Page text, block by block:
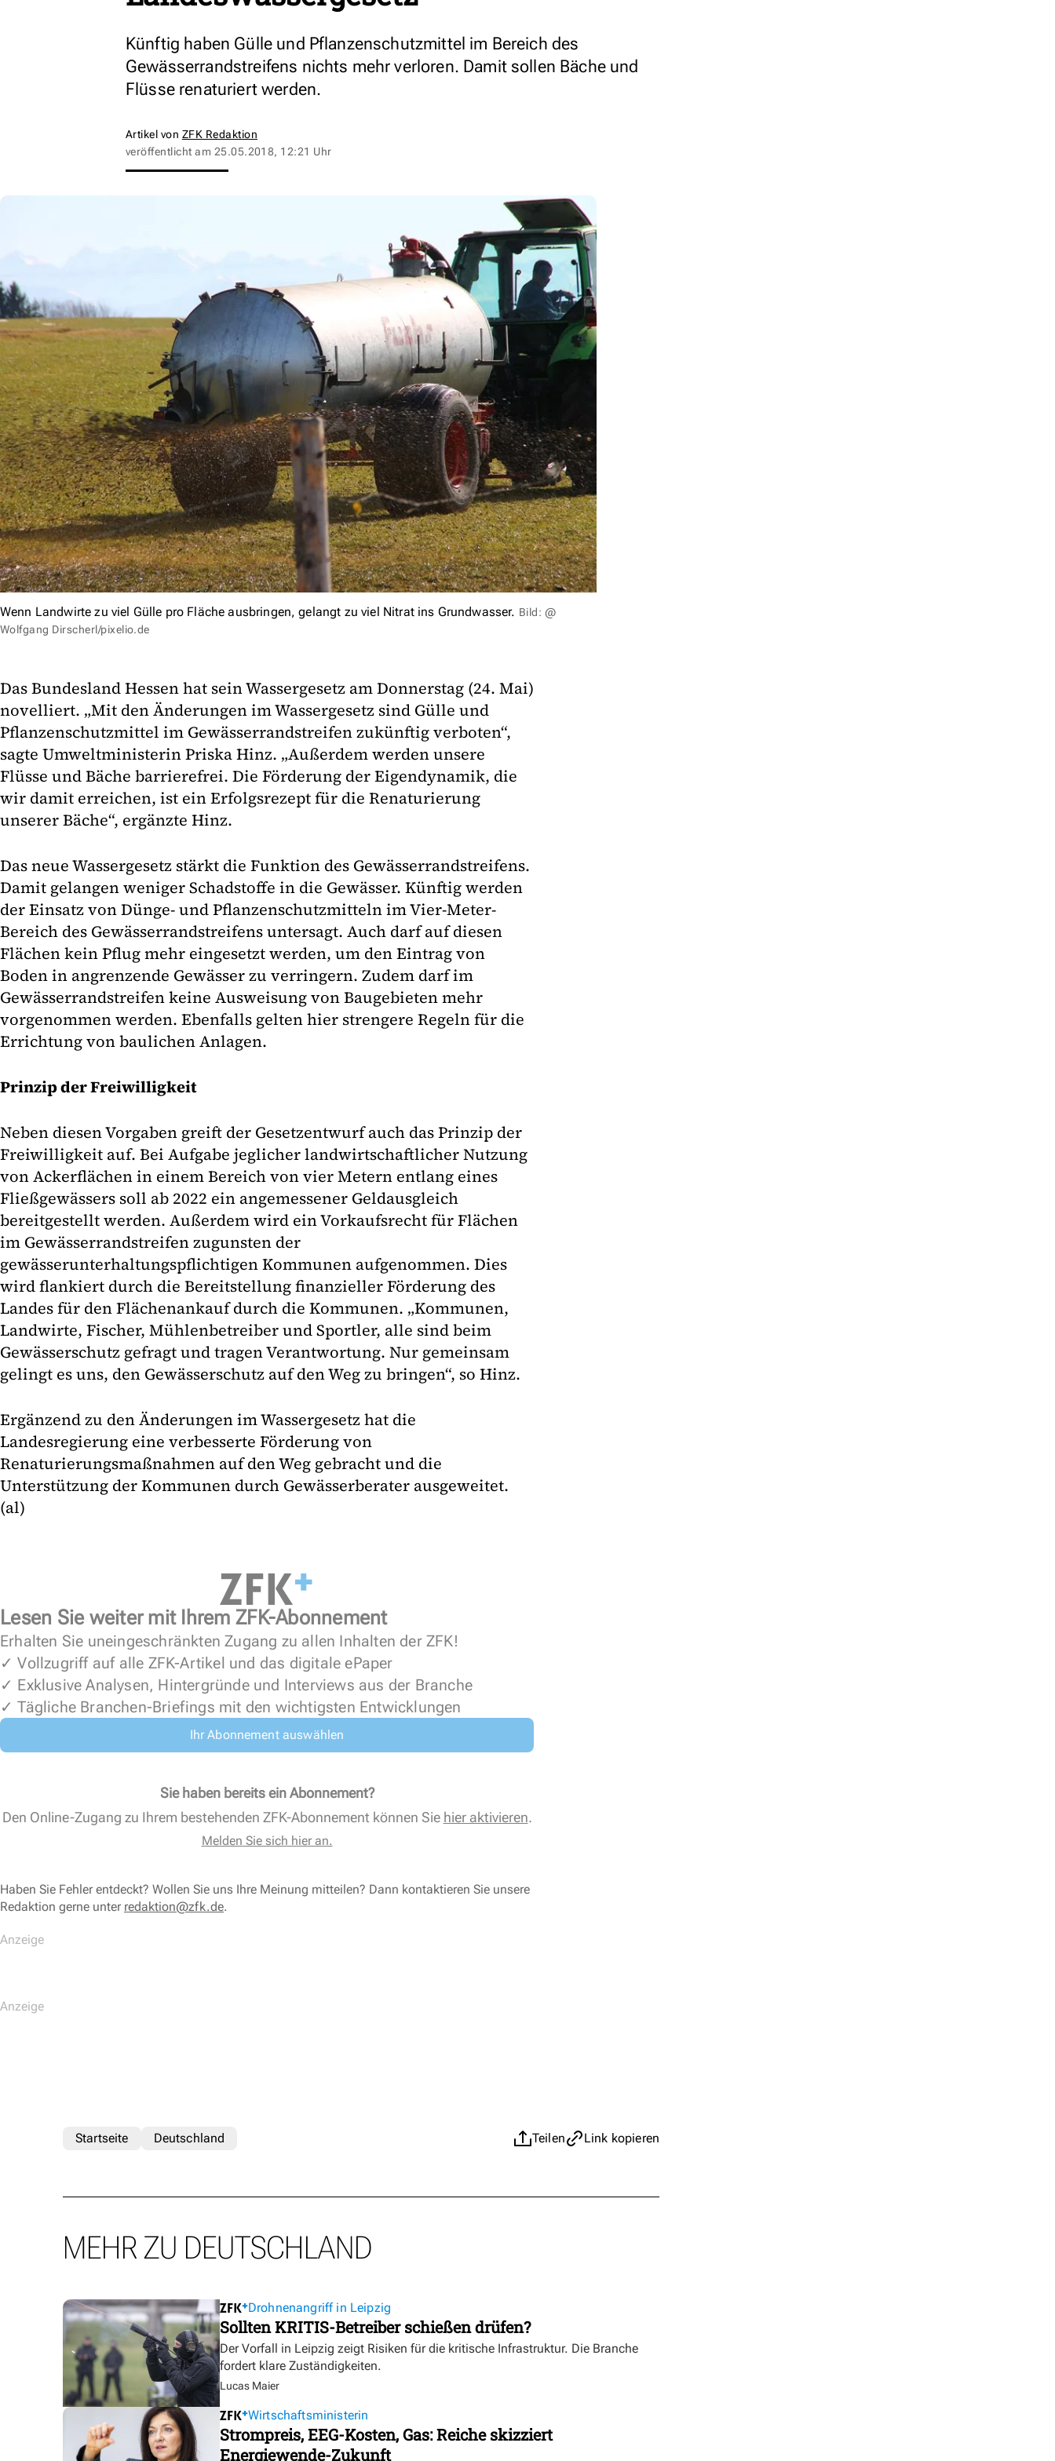
Künftig haben Gülle und Pflanzenschutzmittel im Bereich des
Gewässerrandstreifens nichts mehr verloren. Damit sollen Bäche und
Flüsse renaturiert werden.
Artikel von ZFK Redaktion
veröffentlicht am 25.05.2018, 12:21 Uhr
Wenn Landwirte zu viel Gülle pro Fläche ausbringen, gelangt zu viel Nitrat ins Grundwasser. Bild: @
Wolfgang Dirscherl/pixelio.de
Das Bundesland Hessen hat sein Wassergesetz am Donnerstag (24. Mai)
novelliert. „Mit den Änderungen im Wassergesetz sind Gülle und
Pflanzenschutzmittel im Gewässerrandstreifen zukünftig verboten“,
sagte Umweltministerin Priska Hinz. „Außerdem werden unsere
Flüsse und Bäche barrierefrei. Die Förderung der Eigendynamik, die
wir damit erreichen, ist ein Erfolgsrezept für die Renaturierung
unserer Bäche“, ergänzte Hinz.
Das neue Wassergesetz stärkt die Funktion des Gewässerrandstreifens.
Damit gelangen weniger Schadstoffe in die Gewässer. Künftig werden
der Einsatz von Dünge- und Pflanzenschutzmitteln im Vier-Meter-
Bereich des Gewässerrandstreifens untersagt. Auch darf auf diesen
Flächen kein Pflug mehr eingesetzt werden, um den Eintrag von
Boden in angrenzende Gewässer zu verringern. Zudem darf im
Gewässerrandstreifen keine Ausweisung von Baugebieten mehr
vorgenommen werden. Ebenfalls gelten hier strengere Regeln für die
Errichtung von baulichen Anlagen.
Prinzip der Freiwilligkeit
Neben diesen Vorgaben greift der Gesetzentwurf auch das Prinzip der
Freiwilligkeit auf. Bei Aufgabe jeglicher landwirtschaftlicher Nutzung
von Ackerflächen in einem Bereich von vier Metern entlang eines
Fließgewässers soll ab 2022 ein angemessener Geldausgleich
bereitgestellt werden. Außerdem wird ein Vorkaufsrecht für Flächen
im Gewässerrandstreifen zugunsten der
gewässerunterhaltungspflichtigen Kommunen aufgenommen. Dies
wird flankiert durch die Bereitstellung finanzieller Förderung des
Landes für den Flächenankauf durch die Kommunen. „Kommunen,
Landwirte, Fischer, Mühlenbetreiber und Sportler, alle sind beim
Gewässerschutz gefragt und tragen Verantwortung. Nur gemeinsam
gelingt es uns, den Gewässerschutz auf den Weg zu bringen“, so Hinz.
Ergänzend zu den Änderungen im Wassergesetz hat die
Landesregierung eine verbesserte Förderung von
Renaturierungsmaßnahmen auf den Weg gebracht und die
Unterstützung der Kommunen durch Gewässerberater ausgeweitet.
(al)
Lesen Sie weiter mit Ihrem ZFK-Abonnement
Erhalten Sie uneingeschränkten Zugang zu allen Inhalten der ZFK!
✓ Vollzugriff auf alle ZFK-Artikel und das digitale ePaper
✓ Exklusive Analysen, Hintergründe und Interviews aus der Branche
✓ Tägliche Branchen-Briefings mit den wichtigsten Entwicklungen
Ihr Abonnement auswählen
Sie haben bereits ein Abonnement?
Den Online-Zugang zu Ihrem bestehenden ZFK-Abonnement können Sie hier aktivieren.
Melden Sie sich hier an.
Haben Sie Fehler entdeckt? Wollen Sie uns Ihre Meinung mitteilen? Dann kontaktieren Sie unsere
Redaktion gerne unter redaktion@zfk.de.
Teilen Link kopieren
Startseite Deutschland
MEHR ZU DEUTSCHLAND
Drohnenangriff in Leipzig
Sollten KRITIS-Betreiber schießen drüfen?
Der Vorfall in Leipzig zeigt Risiken für die kritische Infrastruktur. Die Branche
fordert klare Zuständigkeiten.
Lucas Maier
Wirtschaftsministerin
Strompreis, EEG-Kosten, Gas: Reiche skizziert
Energiewende-Zukunft